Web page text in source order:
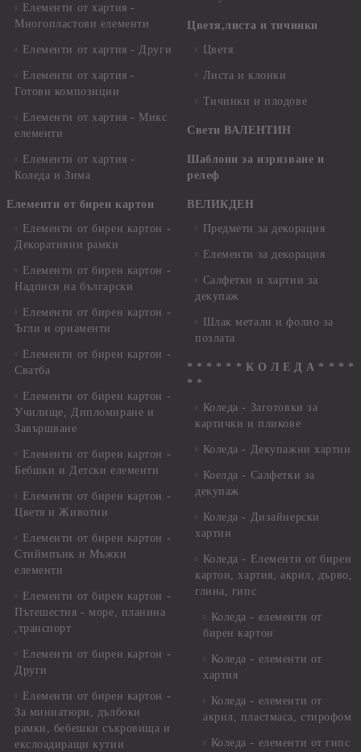
Елементи от хартия -
Многопластови елементи
Елементи от хартия - Други
Елементи от хартия -
Готови композиции
Елементи от хартия - Микс
елементи
Елементи от хартия -
Коледа и Зима
Елементи от бирен картон
Елементи от бирен картон -
Декоративни рамки
Елементи от бирен картон -
Надписи на български
Елементи от бирен картон -
Ъгли и орнаменти
Елементи от бирен картон -
Сватба
Елементи от бирен картон -
Училище, Дипломиране и
Завършване
Елементи от бирен картон -
Бебшки и Детски елементи
Елементи от бирен картон -
Цветя и Животни
Елементи от бирен картон -
Стиймпънк и Мъжки
елементи
Елементи от бирен картон -
Пътешестия - море, планина
,транспорт
Елементи от бирен картон -
Други
Елементи от бирен картон -
За миниатюри, дълбоки
рамки, бебешки съкровища и
екслоадиращи кутии
Цветя,листа и тичинки
Цветя
Листа и клонки
Тичинки и плодове
Свети ВАЛЕНТИН
Шаблони за изрязване и
релеф
ВЕЛИКДЕН
Предмети за декорация
Елементи за декорация
Салфетки и хартии за
декупаж
Шлак метали и фолио за
позлата
* * * * * * К О Л Е Д А * * * *
* *
Коледа - Заготовки за
картички и пликове
Коледа - Декупажни хартии
Коелда - Салфетки за
декупаж
Коледа - Дизайнерски
хартии
Коледа - Eлементи от бирен
картон, хартия, акрил, дърво,
глина, гипс
Коледа - елементи от
бирен картон
Коледа - елементи от
хартия
Коледа - елементи от
акрил, пластмаса, стирофом
Коледа - елементи от гипс